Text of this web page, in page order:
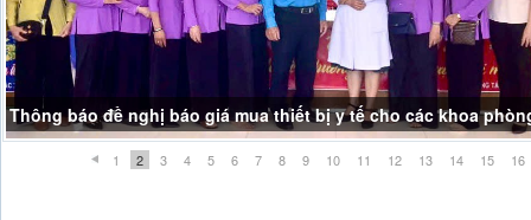
Thông báo đề nghị báo giá mua thiết bị y tế cho các khoa
1 2 3 4 5 6 7 8 9 10 11 12 13 14 15 16